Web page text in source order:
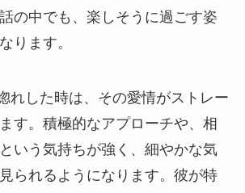
の中でも、楽しそうに過ごす姿
ります。
れした時は、その愛情がストレー
す。積極的なアプローチや、相
いう気持ちが強く、細やかな気
られるようになります。彼が特